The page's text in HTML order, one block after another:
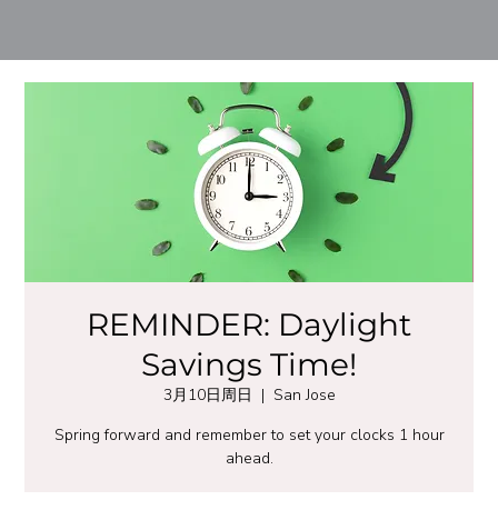
REMINDER: Daylight
Savings Time!
3月10日周日
  |
San Jose
Spring forward and remember to set your clocks 1 hour